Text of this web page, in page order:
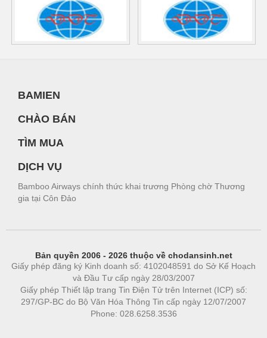
BAMIEN
CHÀO BÁN
TÌM MUA
DỊCH VỤ
Bamboo Airways chính thức khai trương Phòng chờ Thương
gia tại Côn Đảo
Bản quyền 2006 - 2026 thuộc về chodansinh.net
Giấy phép đăng ký Kinh doanh số: 4102048591 do Sở Kế Hoạch
và Đầu Tư cấp ngày 28/03/2007
Giấy phép Thiết lập trang Tin Điện Tử trên Internet (ICP) số:
297/GP-BC do Bộ Văn Hóa Thông Tin cấp ngày 12/07/2007
Phone: 028.6258.3536